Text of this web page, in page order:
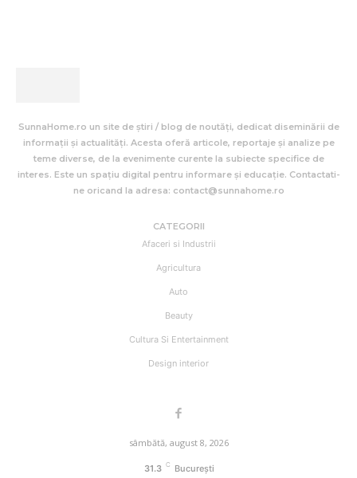
SunnaHome.ro un site de știri / blog de noutăți, dedicat diseminării de
informații și actualități. Acesta oferă articole, reportaje și analize pe
teme diverse, de la evenimente curente la subiecte specifice de
interes. Este un spațiu digital pentru informare și educație. Contactati-
ne oricand la adresa: contact@sunnahome.ro
CATEGORII
Afaceri si Industrii
Agricultura
Auto
Beauty
Cultura Si Entertainment
Design interior
sâmbătă, august 8, 2026
31.3 C București